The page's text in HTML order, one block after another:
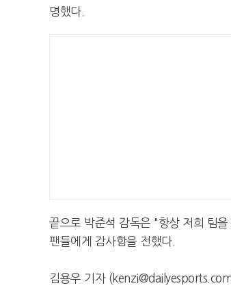
명했다.
끝으로 박준석 감독은 "항상 저희 팀
팬들에게 감사함을 전했다.
김용우 기자